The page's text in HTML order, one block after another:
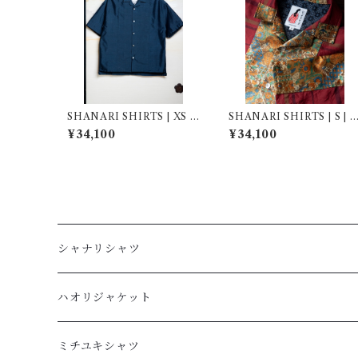
SHANARI SHIRTS | XS |
264056
¥34,100
SHANARI SHIRTS | S | 2
63064
¥34,100
シャナリシャツ
長袖
XL
半袖
ハオリジャケット
L
ミチユキシャツ